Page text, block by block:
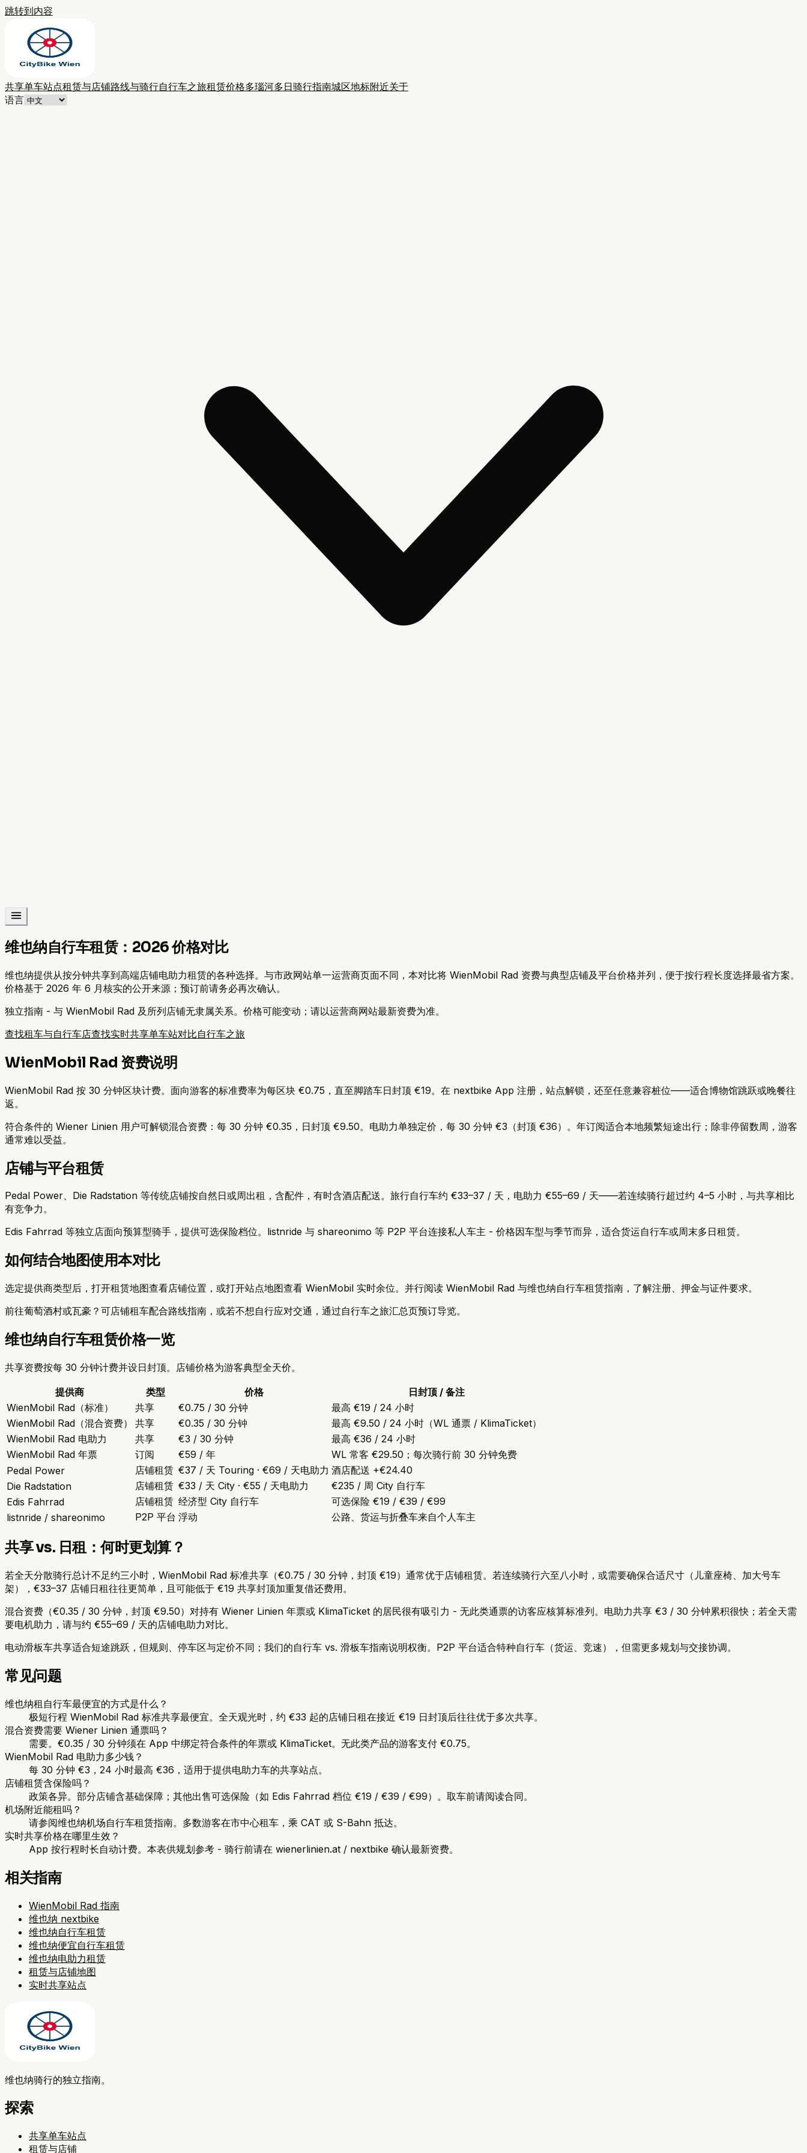
跳转到内容
共享单车站点租赁与店铺路线与骑行自行车之旅租赁价格多瑙河多日骑行指南城区地标附近关于
语言
维也纳自行车租赁：2026 价格对比
维也纳提供从按分钟共享到高端店铺电助力租赁的各种选择。与市政网站单一运营商页面不同，本对比将 WienMobil Rad 资费与典型店铺及平台价格并列，便于按行程长度选择最省方案。
价格基于 2026 年 6 月核实的公开来源；预订前请务必再次确认。
独立指南 - 与 WienMobil Rad 及所列店铺无隶属关系。价格可能变动；请以运营商网站最新资费为准。
查找租车与自行车店查找实时共享单车站对比自行车之旅
WienMobil Rad 资费说明
WienMobil Rad 按 30 分钟区块计费。面向游客的标准费率为每区块 €0.75，直至脚踏车日封顶 €19。在 nextbike App 注册，站点解锁，还至任意兼容桩位——适合博物馆跳跃或晚餐往
返。
符合条件的 Wiener Linien 用户可解锁混合资费：每 30 分钟 €0.35，日封顶 €9.50。电助力单独定价，每 30 分钟 €3（封顶 €36）。年订阅适合本地频繁短途出行；除非停留数周，游客
通常难以受益。
店铺与平台租赁
Pedal Power、Die Radstation 等传统店铺按自然日或周出租，含配件，有时含酒店配送。旅行自行车约 €33–37 / 天，电助力 €55–69 / 天——若连续骑行超过约 4–5 小时，与共享相比
有竞争力。
Edis Fahrrad 等独立店面向预算型骑手，提供可选保险档位。listnride 与 shareonimo 等 P2P 平台连接私人车主 - 价格因车型与季节而异，适合货运自行车或周末多日租赁。
如何结合地图使用本对比
选定提供商类型后，打开租赁地图查看店铺位置，或打开站点地图查看 WienMobil 实时余位。并行阅读 WienMobil Rad 与维也纳自行车租赁指南，了解注册、押金与证件要求。
前往葡萄酒村或瓦豪？可店铺租车配合路线指南，或若不想自行应对交通，通过自行车之旅汇总页预订导览。
维也纳自行车租赁价格一览
共享资费按每 30 分钟计费并设日封顶。店铺价格为游客典型全天价。
提供商 类型 价格
日封顶 / 备注
WienMobil Rad（标准）
共享 €0.75 / 30 分钟
最高 €19 / 24 小时
WienMobil Rad（混合资费）
共享 €0.35 / 30 分钟
最高 €9.50 / 24 小时（WL 通票 / KlimaTicket）
WienMobil Rad 电助力
共享 €3 / 30 分钟
最高 €36 / 24 小时
WienMobil Rad 年票
订阅 €59 / 年
WL 常客 €29.50；每次骑行前 30 分钟免费
Pedal Power
店铺租赁 €37 / 天 Touring · €69 / 天电助力 酒店配送 +€24.40
Die Radstation
店铺租赁 €33 / 天 City · €55 / 天电助力
€235 / 周 City 自行车
Edis Fahrrad
店铺租赁 经济型 City 自行车
可选保险 €19 / €39 / €99
listnride / shareonimo
P2P 平台 浮动 公路、货运与折叠车来自个人车主
共享 vs. 日租：何时更划算？
若全天分散骑行总计不足约三小时，WienMobil Rad 标准共享（€0.75 / 30 分钟，封顶 €19）通常优于店铺租赁。若连续骑行六至八小时，或需要确保合适尺寸（儿童座椅、加大号车
架），€33–37 店铺日租往往更简单，且可能低于 €19 共享封顶加重复借还费用。
混合资费（€0.35 / 30 分钟，封顶 €9.50）对持有 Wiener Linien 年票或 KlimaTicket 的居民很有吸引力 - 无此类通票的访客应核算标准列。电助力共享 €3 / 30 分钟累积很快；若全天需
要电机助力，请与约 €55–69 / 天的店铺电助力对比。
电动滑板车共享适合短途跳跃，但规则、停车区与定价不同；我们的自行车 vs. 滑板车指南说明权衡。P2P 平台适合特种自行车（货运、竞速），但需更多规划与交接协调。
常见问题
维也纳租自行车最便宜的方式是什么？
极短行程 WienMobil Rad 标准共享最便宜。全天观光时，约 €33 起的店铺日租在接近 €19 日封顶后往往优于多次共享。
混合资费需要 Wiener Linien 通票吗？
需要。€0.35 / 30 分钟须在 App 中绑定符合条件的年票或 KlimaTicket。无此类产品的游客支付 €0.75。
WienMobil Rad 电助力多少钱？
每 30 分钟 €3，24 小时最高 €36，适用于提供电助力车的共享站点。
店铺租赁含保险吗？
政策各异。部分店铺含基础保障；其他出售可选保险（如 Edis Fahrrad 档位 €19 / €39 / €99）。取车前请阅读合同。
机场附近能租吗？
请参阅维也纳机场自行车租赁指南。多数游客在市中心租车，乘 CAT 或 S-Bahn 抵达。
实时共享价格在哪里生效？
App 按行程时长自动计费。本表供规划参考 - 骑行前请在 wienerlinien.at / nextbike 确认最新资费。
相关指南
WienMobil Rad 指南
维也纳 nextbike
维也纳自行车租赁
维也纳便宜自行车租赁
维也纳电助力租赁
租赁与店铺地图
实时共享站点
维也纳骑行的独立指南。
探索
共享单车站点
租赁与店铺